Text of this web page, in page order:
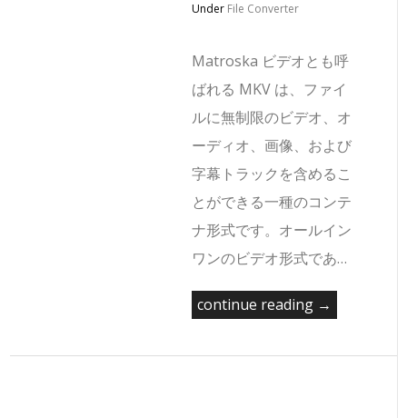
Under File Converter
Matroska ビデオとも呼
ばれる MKV は、ファイ
ルに無制限のビデオ、オ
ーディオ、画像、および
字幕トラックを含めるこ
とができる一種のコンテ
ナ形式です。オールイン
ワンのビデオ形式であ…
continue reading →